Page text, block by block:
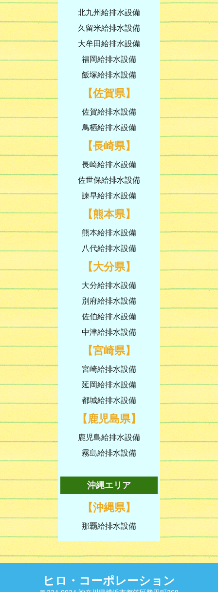
北九州給排水設備
久留米給排水設備
大牟田給排水設備
福岡給排水設備
飯塚給排水設備
【佐賀県】
佐賀給排水設備
鳥栖給排水設備
【長崎県】
長崎給排水設備
佐世保給排水設備
諫早給排水設備
【熊本県】
熊本給排水設備
八代給排水設備
【大分県】
大分給排水設備
別府給排水設備
佐伯給排水設備
中津給排水設備
【宮崎県】
宮崎給排水設備
延岡給排水設備
都城給排水設備
【鹿児島県】
鹿児島給排水設備
霧島給排水設備
沖縄エリア
【沖縄県】
那覇給排水設備
ヒロ・コーポレーション